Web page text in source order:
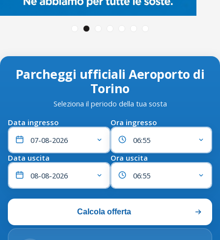
Parcheggi ufficiali Aeroporto di
Torino
Seleziona il periodo della tua sosta
Data ingresso
Ora ingresso
Data uscita Ora uscita